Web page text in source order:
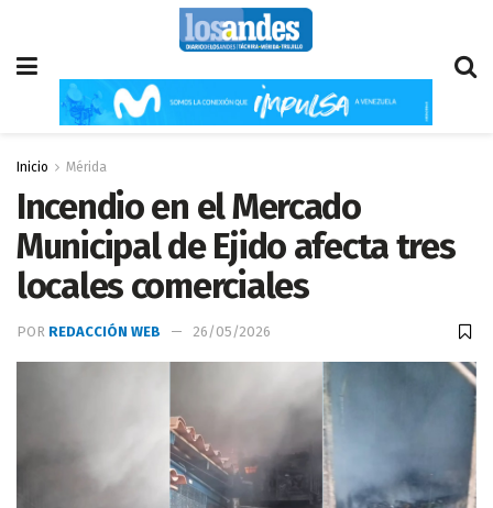
Inicio Mérida
Incendio en el Mercado
Municipal de Ejido afecta tres
locales comerciales
POR REDACCIÓN WEB 26/05/2026